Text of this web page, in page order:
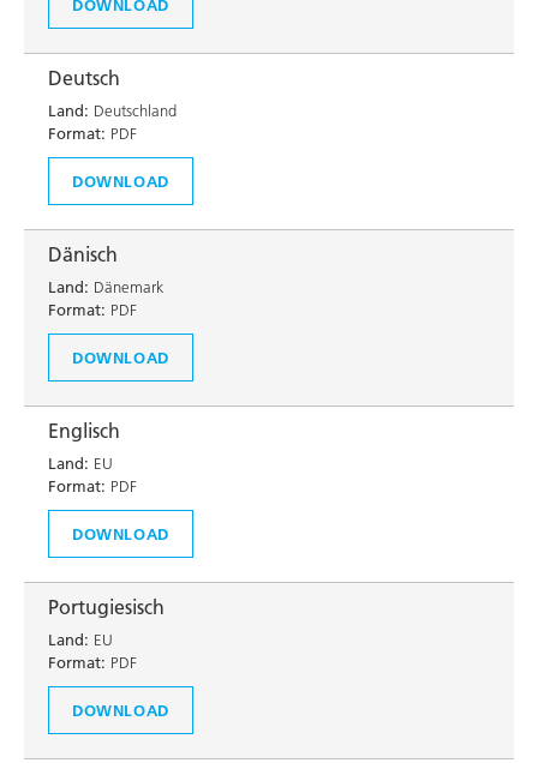
DOWNLOAD
Deutsch
Land: Deutschland
Format: PDF
DOWNLOAD
Dänisch
Land: Dänemark
Format: PDF
DOWNLOAD
Englisch
Land: EU
Format: PDF
DOWNLOAD
Portugiesisch
Land: EU
Format: PDF
DOWNLOAD